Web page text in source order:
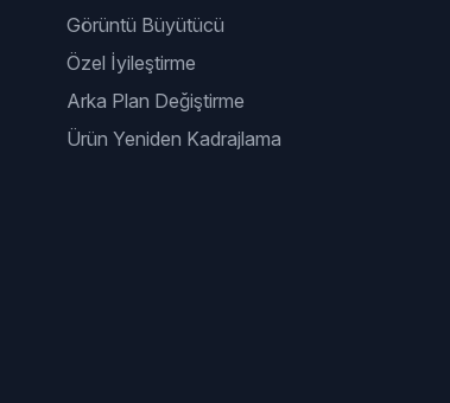
Görüntü Büyütücü
Özel İyileştirme
Arka Plan Değiştirme
Ürün Yeniden Kadrajlama